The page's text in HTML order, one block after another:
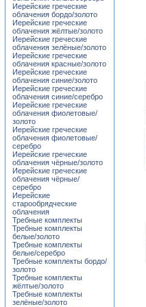
Иерейские греческие
облачения бордо/золото
Иерейские греческие
облачения жёлтые/золото
Иерейские греческие
облачения зелёные/золото
Иерейские греческие
облачения красные/золото
Иерейские греческие
облачения синие/золото
Иерейские греческие
облачения синие/серебро
Иерейские греческие
облачения фиолетовые/
золото
Иерейские греческие
облачения фиолетовые/
серебро
Иерейские греческие
облачения чёрные/золото
Иерейские греческие
облачения чёрные/
серебро
Иерейские
старообрядческие
облачения
Требные комплекты
Требные комплекты
белые/золото
Требные комплекты
белые/серебро
Требные комплекты бордо/
золото
Требные комплекты
жёлтые/золото
Требные комплекты
зелёные/золото